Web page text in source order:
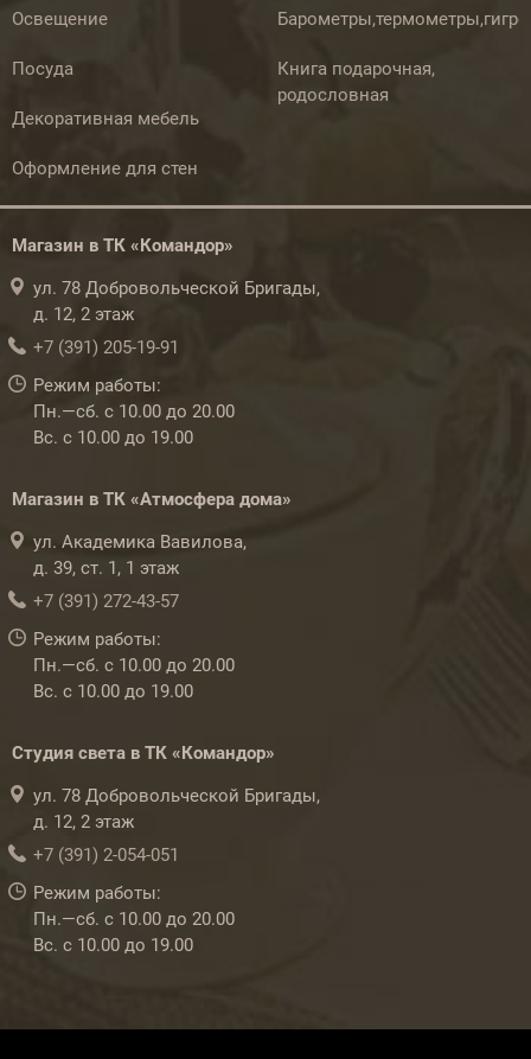
Освещение
Посуда
Декоративная мебель
Оформление для стен
Книга подарочная,
родословная
Магазин в ТК «Командор»
ул. 78 Добровольческой Бригады,
д. 12, 2 этаж
+7 (391) 205-19-91
Режим работы:
Пн.—сб. с 10.00 до 20.00
Вс. с 10.00 до 19.00
Магазин в ТК «Атмосфера дома»
ул. Академика Вавилова,
д. 39, ст. 1, 1 этаж
+7 (391) 272-43-57
Режим работы:
Пн.—сб. с 10.00 до 20.00
Вс. с 10.00 до 19.00
Студия света в ТК «Командор»
ул. 78 Добровольческой Бригады,
д. 12, 2 этаж
+7 (391) 2-054-051
Режим работы:
Пн.—сб. с 10.00 до 20.00
Вс. с 10.00 до 19.00